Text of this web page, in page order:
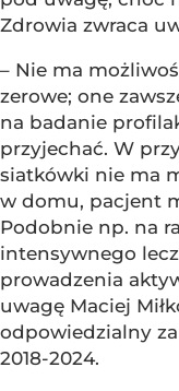
Zdrowia zwraca
– Nie ma
zerowe; one
na badanie
przyjechać. W
siatkówki nie ma
w domu, pacjent
Podobnie np. na
intensywnego
prowadzenia
uwagę Maciej
odpowiedzialny
2018-2024.